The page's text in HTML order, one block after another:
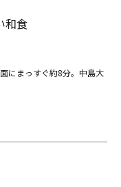
和食
にまっすぐ約8分。中島大